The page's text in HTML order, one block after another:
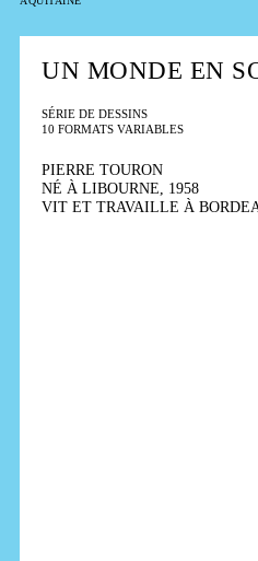
UN MONDE EN
SÉRIE DE DESSINS
10 FORMATS VARIABLES
PIERRE TOURON
NÉ À LIBOURNE, 1958
VIT ET TRAVAILLE À